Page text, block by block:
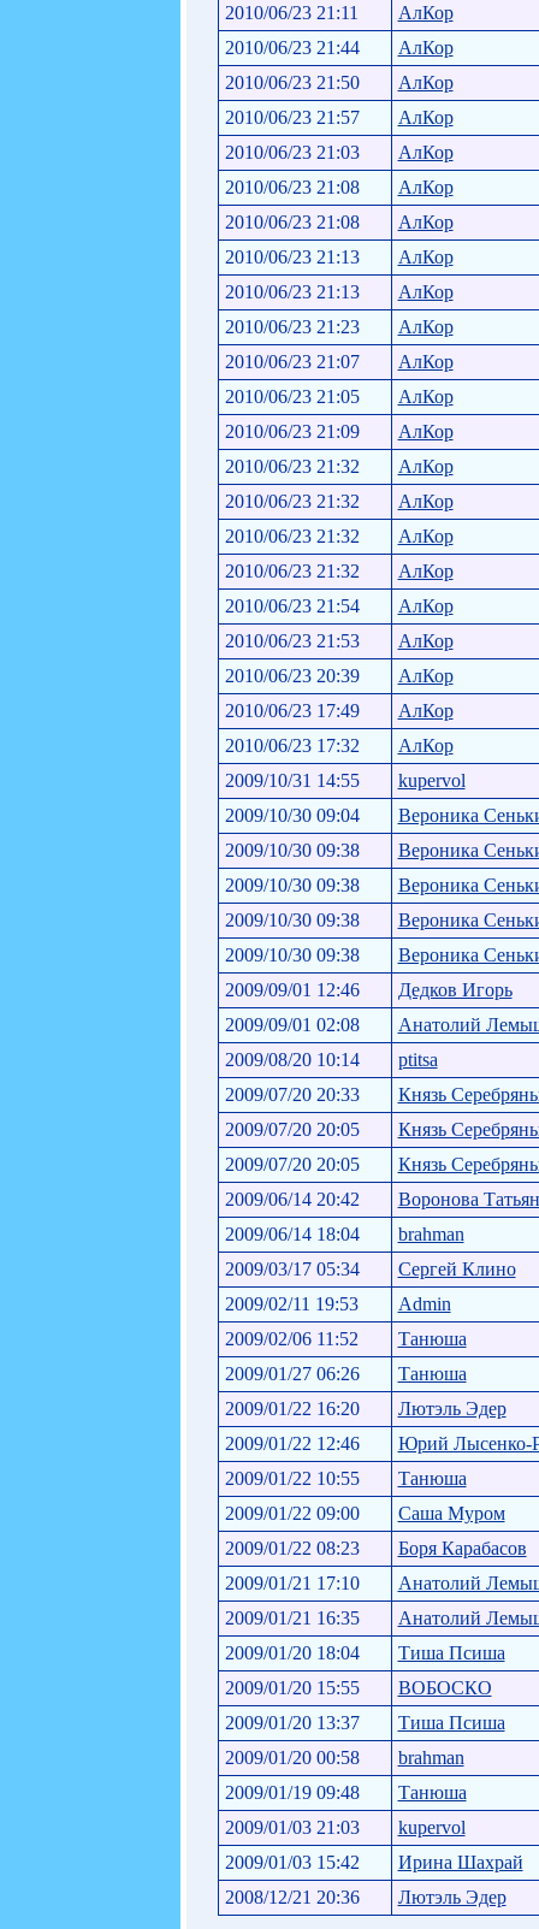
2010/06/23 21:11
АлКор
2010/06/23 21:44
АлКор
2010/06/23 21:50
АлКор
2010/06/23 21:57
АлКор
2010/06/23 21:03
АлКор
2010/06/23 21:08
АлКор
2010/06/23 21:08
АлКор
2010/06/23 21:13
АлКор
2010/06/23 21:13
АлКор
2010/06/23 21:23
АлКор
2010/06/23 21:07
АлКор
2010/06/23 21:05
АлКор
2010/06/23 21:09
АлКор
2010/06/23 21:32
АлКор
2010/06/23 21:32
АлКор
2010/06/23 21:32
АлКор
2010/06/23 21:32
АлКор
2010/06/23 21:54
АлКор
2010/06/23 21:53
АлКор
2010/06/23 20:39
АлКор
2010/06/23 17:49
АлКор
2010/06/23 17:32
АлКор
2009/10/31 14:55
kupervol
2009/10/30 09:04
Вероника
2009/10/30 09:38
Вероника
2009/10/30 09:38
Вероника
2009/10/30 09:38
Вероника
2009/10/30 09:38
Вероника
2009/09/01 12:46
Дедков Игорь
2009/09/01 02:08
Анатолий
2009/08/20 10:14
ptitsa
2009/07/20 20:33
Князь
2009/07/20 20:05
Князь
2009/07/20 20:05
Князь
2009/06/14 20:42
Воронова
2009/06/14 18:04
brahman
2009/03/17 05:34
Сергей Клино
2009/02/11 19:53
Admin
2009/02/06 11:52
Танюша
2009/01/27 06:26
Танюша
2009/01/22 16:20
Лютэль Эдер
2009/01/22 12:46
Юрий Лысенко-
2009/01/22 10:55
Танюша
2009/01/22 09:00
Саша Муром
2009/01/22 08:23
Боря Карабасов
2009/01/21 17:10
Анатолий
2009/01/21 16:35
Анатолий
2009/01/20 18:04
Тиша Псиша
2009/01/20 15:55
ВОБОСКО
2009/01/20 13:37
Тиша Псиша
2009/01/20 00:58
brahman
2009/01/19 09:48
Танюша
2009/01/03 21:03
kupervol
2009/01/03 15:42
Ирина Шахрай
2008/12/21 20:36
Лютэль Эдер